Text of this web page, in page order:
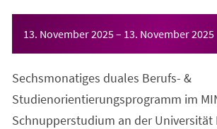
13. November 2025– 13. November 2025
Sechsmonatiges duales Berufs- &
Studienorientierungsprogramm im
Schnupperstudium an der Universität